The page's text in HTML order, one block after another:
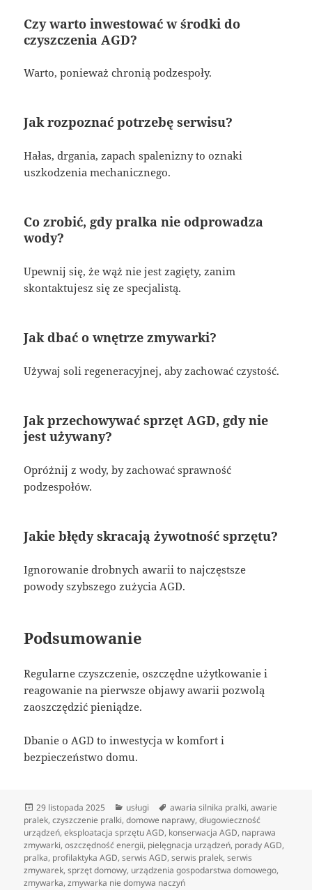
Czy warto inwestować w środki do
czyszczenia AGD?
Warto, ponieważ chronią podzespoły.
Jak rozpoznać potrzebę serwisu?
Hałas, drgania, zapach spalenizny to oznaki
uszkodzenia mechanicznego.
Co zrobić, gdy pralka nie odprowadza
wody?
Upewnij się, że wąż nie jest zagięty, zanim
skontaktujesz się ze specjalistą.
Jak dbać o wnętrze zmywarki?
Używaj soli regeneracyjnej, aby zachować czystość.
Jak przechowywać sprzęt AGD, gdy nie
jest używany?
Opróżnij z wody, by zachować sprawność
podzespołów.
Jakie błędy skracają żywotność sprzętu?
Ignorowanie drobnych awarii to najczęstsze
powody szybszego zużycia AGD.
Podsumowanie
Regularne czyszczenie, oszczędne użytkowanie i
reagowanie na pierwsze objawy awarii pozwolą
zaoszczędzić pieniądze.
Dbanie o AGD to inwestycja w komfort i
bezpieczeństwo domu.
Data
publikacji
29 listopada 2025 Kategorie
usługi Tagi
awaria silnika pralki,awarie
pralek,czyszczenie pralki,domowe naprawy,długowieczność
urządzeń,eksploatacja sprzętu AGD, konserwacja AGD, naprawa
zmywarki,oszczędność energii, pielęgnacja urządzeń, porady AGD,
pralka, profilaktyka AGD,serwis AGD,serwis pralek,serwis
zmywarek,sprzęt domowy, urządzenia gospodarstwa domowego,
zmywarka,zmywarka nie domywa naczyń